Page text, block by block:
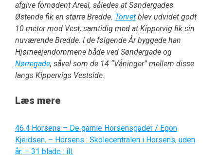
afgive fornødent Areal, således at Søndergades
Østende fik en større Bredde. Torvetblev udvidet godt
10 meter mod Vest, samtidig med at Kippervig fik sin
nuværende Bredde. I de følgende År byggede han
Hjørneejendommene både ved Søndergade og
Nørregade, såvel som de 14 “Våninger” mellem disse
langs Kippervigs Vestside.
Læs mere
46.4 Horsens – De gamle Horsensgader / Egon
Kjeldsen. – Horsens : Skolecentralen i Horsens, uden
år. – 31 blade : ill.